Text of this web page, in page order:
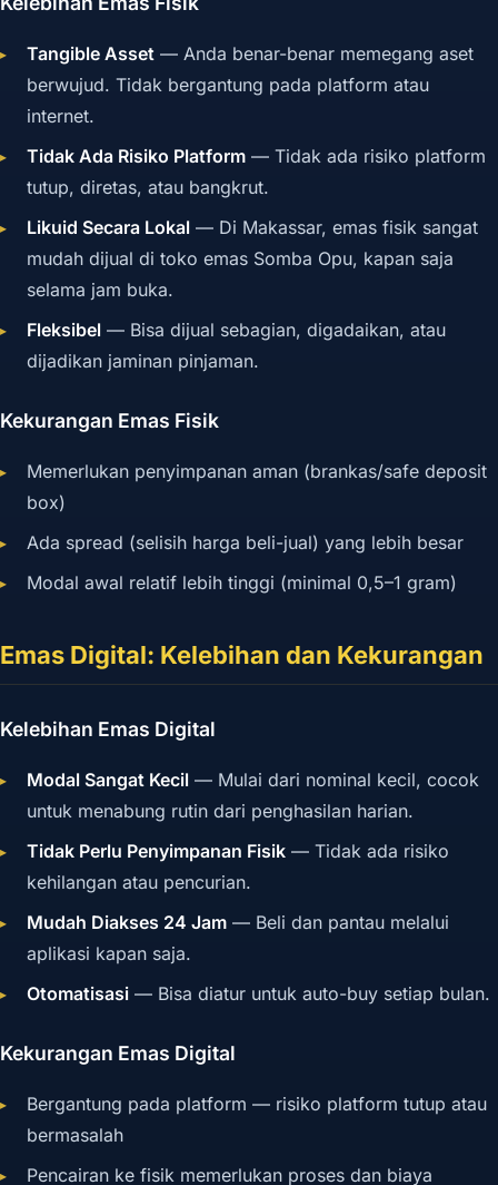
Tangible Asset — Anda benar-benar memegang aset
berwujud. Tidak bergantung pada platform atau
internet.
Tidak Ada Risiko Platform — Tidak ada risiko platform
tutup, diretas, atau bangkrut.
Likuid Secara Lokal — Di Makassar, emas fisik sangat
mudah dijual di toko emas Somba Opu, kapan saja
selama jam buka.
Fleksibel — Bisa dijual sebagian, digadaikan, atau
dijadikan jaminan pinjaman.
Kekurangan Emas Fisik
Memerlukan penyimpanan aman (brankas/safe deposit
box)
Ada spread (selisih harga beli-jual) yang lebih besar
Modal awal relatif lebih tinggi (minimal 0,5–1 gram)
Emas Digital: Kelebihan dan Kekurangan
Kelebihan Emas Digital
Modal Sangat Kecil — Mulai dari nominal kecil, cocok
untuk menabung rutin dari penghasilan harian.
Tidak Perlu Penyimpanan Fisik — Tidak ada risiko
kehilangan atau pencurian.
Mudah Diakses 24 Jam — Beli dan pantau melalui
aplikasi kapan saja.
Otomatisasi — Bisa diatur untuk auto-buy setiap bulan.
Kekurangan Emas Digital
Bergantung pada platform — risiko platform tutup atau
bermasalah
Pencairan ke fisik memerlukan proses dan biaya